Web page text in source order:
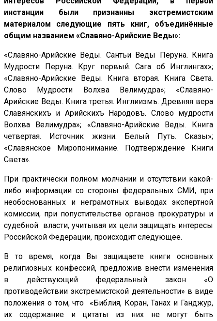
инстанции были признанны экстремистским
материалом следующие пять книг, объединённые
общим названием «Славяно-Арийские Веды»:
«Славяно-Арийские Веды. Сантьи Веды Перуна. Книга
Мудрости Перуна. Круг первый. Сага об Инглингах»;
«Славяно-Арийские Веды. Книга вторая. Книга Света.
Слово Мудрости Волхва Велимудра»; «Славяно-
Арийские Веды. Книга третья. Инглиизмъ. Древняя вера
Славянскихъ и Арийскихъ Народовъ. Слово мудрости
Волхва Велимудра»; «Славяно-Арийские Веды. Книга
четвертая. Источник жизни. Белый Путь. Сказы»;
«Славянское Миропонимание. Подтверждение Книги
Света».
При практически полном молчании и отсутствии какой-
либо информации со стороны федеральных СМИ, при
необоснованных и неграмотных выводах экспертной
комиссии, при попустительстве органов прокуратуры и
судебной власти, учитывая их цели защищать интересы
Российской Федерации, происходит следующее.
В то время, когда Вы защищаете книги основных
религиозных конфессий, предложив внести изменения
в действующий федеральный закон «О
противодействии экстремистской деятельности» в виде
положения о том, что «Библия, Коран, Танах и Ганджур,
их содержание и цитаты из них не могут быть